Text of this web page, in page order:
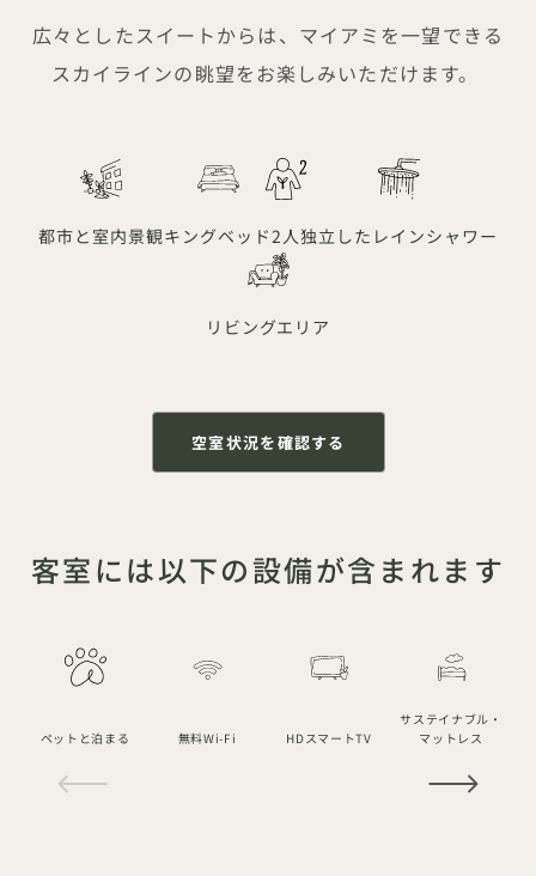
広々としたスイートからは、マイアミを一望できる
スカイラインの眺望をお楽しみいただけます。
都市と室内景観キングベッド 2人独立したレインシャワー
リビングエリア
空室状況を確認する
客室には以下の設備が含まれます
ペットと泊まる 無料Wi-Fi HDスマートTV
サステイナブル・
マットレス